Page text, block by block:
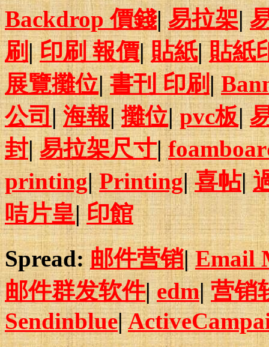
Backdrop 價錢|易拉架|
刷|印刷 報價|貼紙|貼紙
展覽攤位|書刊 印刷|
公司|海報|攤位|pvc板|
封|易拉架尺寸|
printing|Printing|喜帖|
咭片皇|印館
Spread:邮件营销|Email
邮件群发软件|edm|营销
Sendinblue|